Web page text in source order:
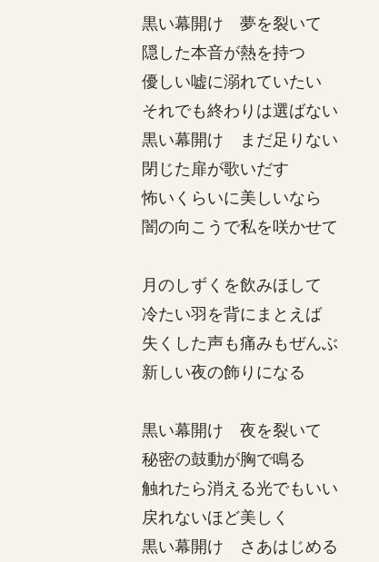
黒い幕開け 夢を裂いて
隠した本音が熱を持つ
優しい嘘に溺れていたい
それでも終わりは選ばない
黒い幕開け まだ足りない
閉じた扉が歌いだす
怖いくらいに美しいなら
闇の向こうで私を咲かせて
月のしずくを飲みほして
冷たい羽を背にまとえば
失くした声も痛みもぜんぶ
新しい夜の飾りになる
黒い幕開け 夜を裂いて
秘密の鼓動が胸で鳴る
触れたら消える光でもいい
戻れないほど美しく
黒い幕開け さあはじめる